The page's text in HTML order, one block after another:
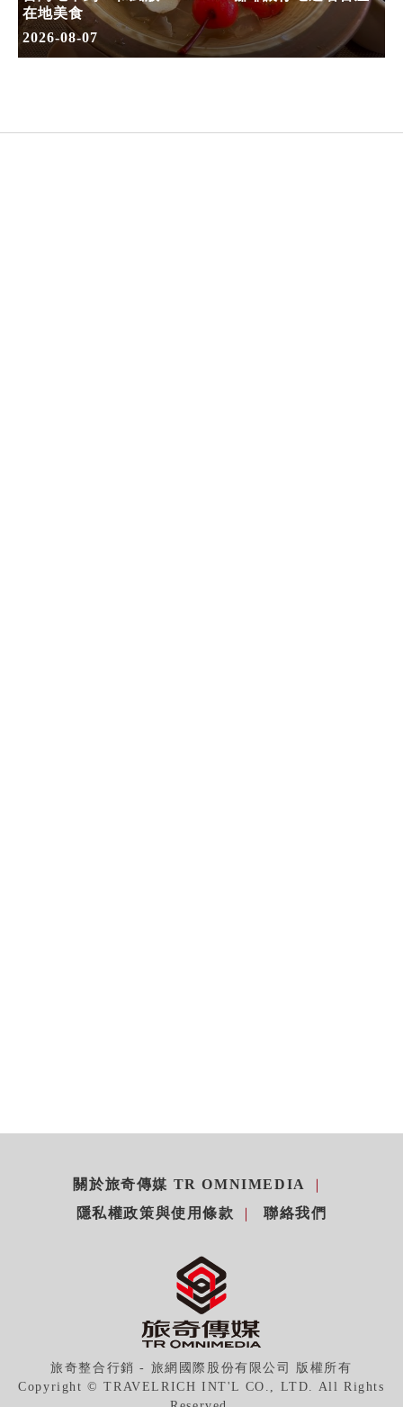
在地美食
2026-08-07
關於旅奇傳媒 TR OMNIMEDIA
隱私權政策與使用條款
聯絡我們
旅奇整合行銷 - 旅網國際股份有限公司 版權所有
Copyright © TRAVELRICH INT'L CO., LTD. All Rights